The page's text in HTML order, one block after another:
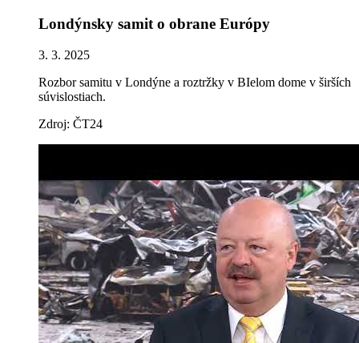
Londýnsky samit o obrane Európy
3. 3. 2025
Rozbor samitu v Londýne a roztržky v BIelom dome v širších
súvislostiach.
Zdroj: ČT24